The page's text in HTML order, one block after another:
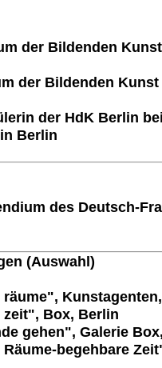
der Bildenden
der Bildenden
der HdK Berlin
Berlin
des Deutsch-
(Auswahl)
räume",
zeit", Box, Berlin
gehen", Galerie
begehbare